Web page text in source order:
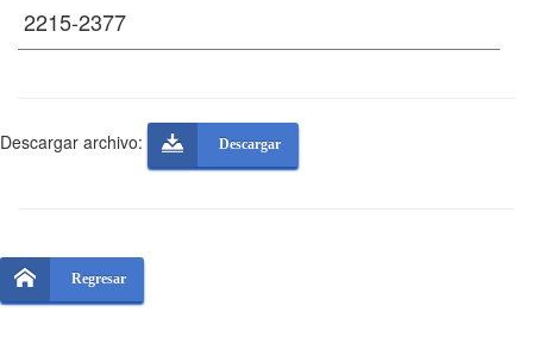
Descargar archivo: Descargar
Regresar